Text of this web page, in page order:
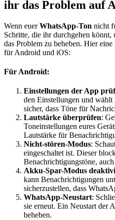
ihr das Problem auf
Wenn euerWhatsApp-Ton nicht
Schritte, die ihr durchgehen
das Problem zu beheben. Hier eine
für Android und iOS:
Für Android:
Einstellungen der App
den Einstellungen und
sicher, dass Töne für
Lautstärke überprüfen:
Toneinstellungen eures
Lautstärke für
Nicht-stören-Modus:
eingeschaltet ist. Dieser
Benachrichtigungstöne,
Akku-Spar-Modus
kann Benachrichtigungen
sicherzustellen, dass
WhatsApp-Neustart:
sie erneut. Ein Neustart der
beheben.